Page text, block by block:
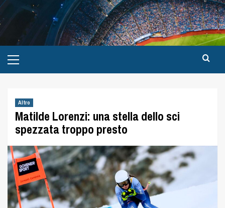
Altro
Matilde Lorenzi: una stella dello sci
spezzata troppo presto